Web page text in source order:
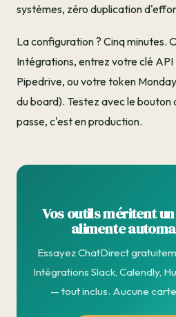
systèmes, zéro duplication
La configuration ? Cinq minutes.
Intégrations, entrez votre clé
Pipedrive, ou votre token
du board). Testez avec le bouton
passe, c'est en production.
Vos outils méritent
alimente
Essayez ChatDirect
Intégrations Slack, Calendly,
— tout inclus. Aucune